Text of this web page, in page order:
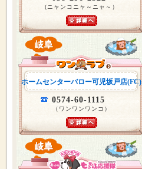
(ニャンコニャ～ニャ～）
ホームセンターバロー可児坂戸店(FC)
0574-60-1115
（ワンワンワンコ）